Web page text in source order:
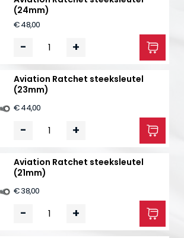
(24mm)
€ 48,00
- +
Aviation Ratchet steeksleutel
(23mm)
€ 44,00
- +
Aviation Ratchet steeksleutel
(21mm)
€ 38,00
- +